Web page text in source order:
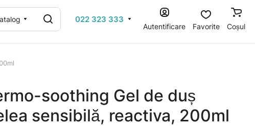
022 323 333
Autentificare Favorite Coșul
soothing Gel de duș
sensibilă, reactiva, 200ml